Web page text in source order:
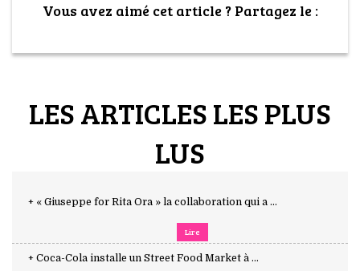
Vous avez aimé cet article ? Partagez le :
LES ARTICLES LES PLUS
LUS
+ « Giuseppe for Rita Ora » la collaboration qui a ...
Lire
+ Coca-Cola installe un Street Food Market à ...